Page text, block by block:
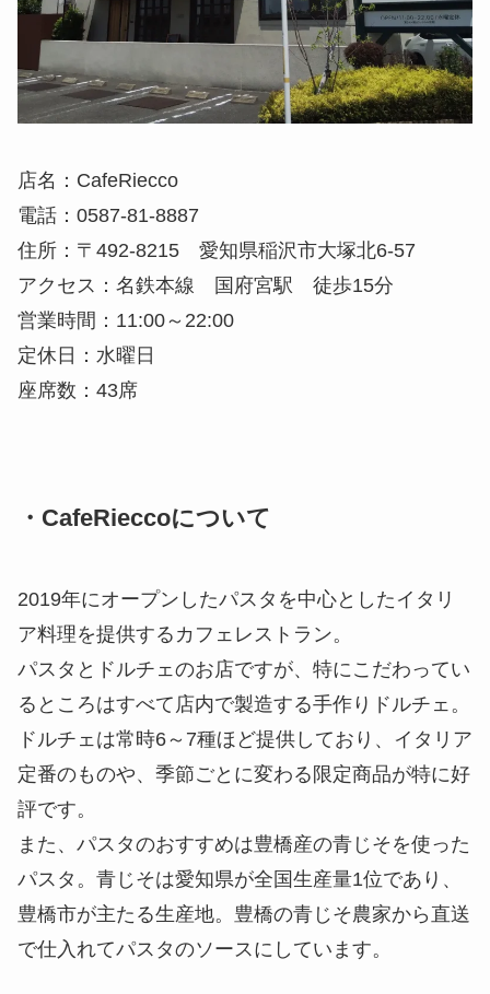
店名：CafeRiecco
電話：0587-81-8887
住所：〒492-8215 愛知県稲沢市大塚北6-57
アクセス：名鉄本線 国府宮駅 徒歩15分
営業時間：11:00～22:00
定休日：水曜日
座席数：43席
・CafeRieccoについて
2019年にオープンしたパスタを中心としたイタリ
ア料理を提供するカフェレストラン。
パスタとドルチェのお店ですが、特にこだわってい
るところはすべて店内で製造する手作りドルチェ。
ドルチェは常時6～7種ほど提供しており、イタリア
定番のものや、季節ごとに変わる限定商品が特に好
評です。
また、パスタのおすすめは豊橋産の青じそを使った
パスタ。青じそは愛知県が全国生産量1位であり、
豊橋市が主たる生産地。豊橋の青じそ農家から直送
で仕入れてパスタのソースにしています。